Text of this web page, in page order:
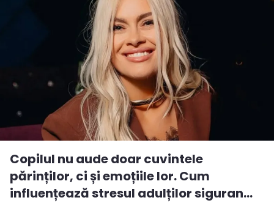
Copilul nu aude doar cuvintele
părinților, ci și emoțiile lor. Cum
influențează stresul adulților siguran...